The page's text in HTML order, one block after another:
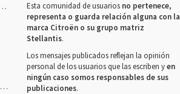
Esta comunidad de usuarios no pertenece,
representa o guarda relación alguna con la
marca Citroën o su grupo matriz
Stellantis.
Los mensajes publicados reflejan la opinión
personal de los usuarios que las escriben yen
ningún caso somos responsables de sus
publicaciones.